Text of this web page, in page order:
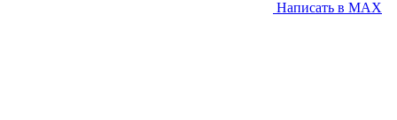
Написать в MAX